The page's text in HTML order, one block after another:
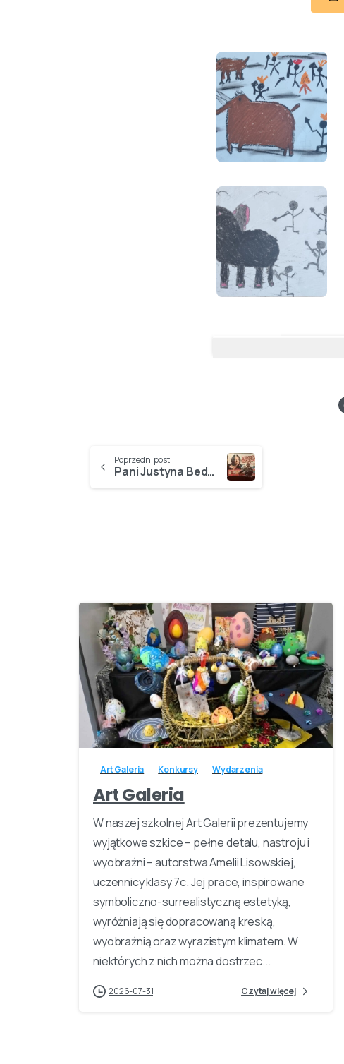
Poprzedni post
Pani Justyna Bednarek w SP8!
-
Art Galeria Konkursy Wydarzenia
Art Galeria
W naszej szkolnej Art Galerii prezentujemy
wyjątkowe szkice – pełne detalu, nastroju i
wyobraźni – autorstwa Amelii Lisowskiej,
uczennicy klasy 7c. Jej prace, inspirowane
symboliczno-surrealistyczną estetyką,
wyróżniają się dopracowaną kreską,
wyobraźnią oraz wyrazistym klimatem. W
niektórych z nich można dostrzec...
2026-07-31 Czytaj więcej